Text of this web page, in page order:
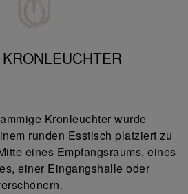
Kronleuchter wurde
runden Esstisch platziert zu
eines Empfangsraums, eines
einer Eingangshalle oder